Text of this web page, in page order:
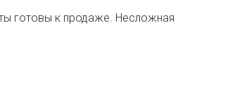
готовы к продаже. Несложная